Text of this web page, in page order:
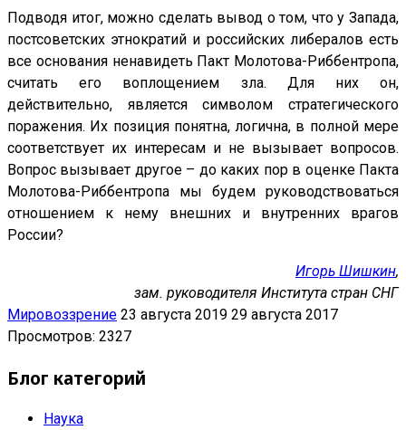
Подводя итог, можно сделать вывод о том, что у Запада,
постсоветских этнократий и российских либералов есть
все основания ненавидеть Пакт Молотова-Риббентропа,
считать его воплощением зла. Для них он,
действительно, является символом стратегического
поражения. Их позиция понятна, логична, в полной мере
соответствует их интересам и не вызывает вопросов.
Вопрос вызывает другое – до каких пор в оценке Пакта
Молотова-Риббентропа мы будем руководствоваться
отношением к нему внешних и внутренних врагов
России?
Игорь Шишкин,
зам. руководителя Института стран СНГ
Мировоззрение 23 августа 2019 29 августа 2017
Просмотров: 2327
Блог категорий
Наука